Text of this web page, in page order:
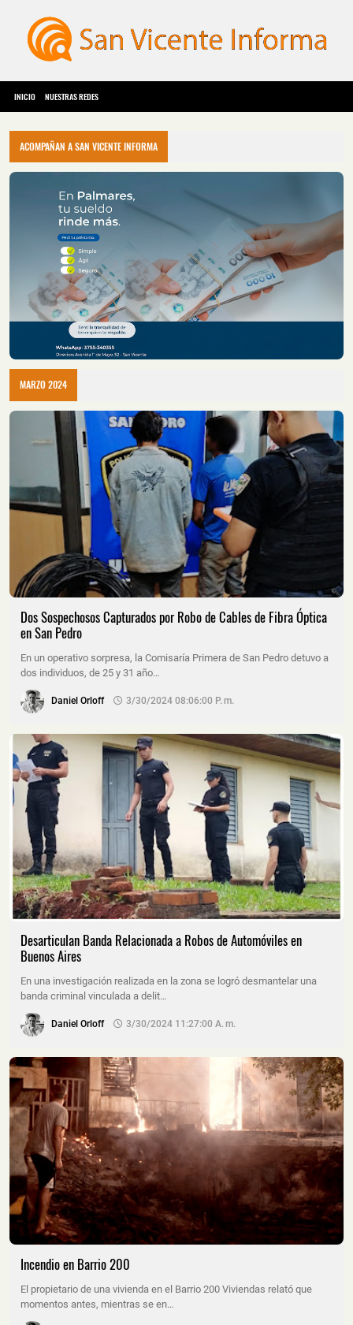
INICIO NUESTRAS REDES
ACOMPAÑAN A SAN VICENTE INFORMA
MARZO 2024
Dos Sospechosos Capturados por Robo de Cables de Fibra Óptica
en San Pedro
En un operativo sorpresa, la Comisaría Primera de San Pedro detuvo a
dos individuos, de 25 y 31 año…
Daniel Orloff 3/30/2024 08:06:00 P. M.
Desarticulan Banda Relacionada a Robos de Automóviles en
Buenos Aires
En una investigación realizada en la zona se logró desmantelar una
banda criminal vinculada a delit…
Daniel Orloff 3/30/2024 11:27:00 A. M.
Incendio en Barrio 200
El propietario de una vivienda en el Barrio 200 Viviendas relató que
momentos antes, mientras se en…